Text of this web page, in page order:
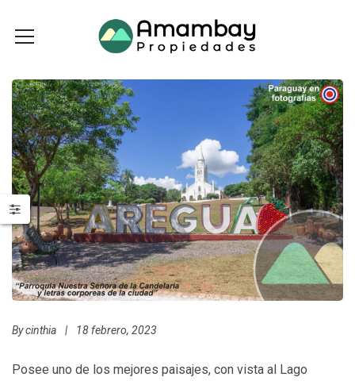
Bycinthia | 18 febrero, 2023
Posee uno de los mejores paisajes, con vista al Lago